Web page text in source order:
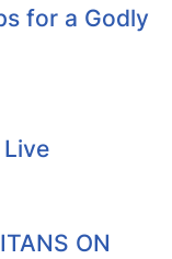
for a Godly
Live
ON